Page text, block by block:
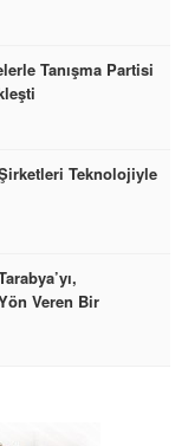
Tanışma Partisi
Teknolojiyle
Veren Bir